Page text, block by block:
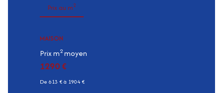
Prix au m2
MAISON
Prix m2moyen
1290 €
De 613 € à 1904 €